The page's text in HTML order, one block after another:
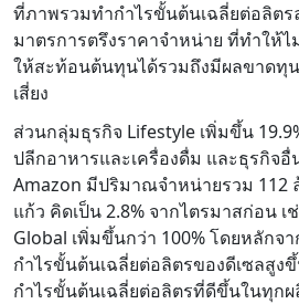
ที่ภาพรวมทำกำไรขั้นต้นเฉลี่ยต่อลิตร
มาตรการตรึงราคาจำหน่าย ที่ทำให้
ให้สะท้อนต้นทุนได้รวมถึงมีผลขาดทุ
เสี่ยง
ส่วนกลุ่มธุรกิจ Lifestyle เพิ่มขึ้น
ปลีกอาหารและเครื่องดื่ม และธุรกิจอื่
Amazon มีปริมาณจำหน่ายรวม 112
แก้ว คิดเป็น 2.8% จากไตรมาสก่อน เ
Global เพิ่มขึ้นกว่า 100% โดยหลักจ
กำไรขั้นต้นเฉลี่ยต่อลิตรของดีเซลสูง
กำไรขั้นต้นเฉลี่ยต่อลิตรที่ดีขึ้นในทุก